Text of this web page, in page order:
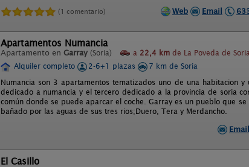
(1 comentario) Web Email
Apartamentos Numancia
Apartamento en Garray (Soria) a 22,4 km de La Poveda de
Alquiler completo
2-6+1 plazas
7 km de Soria
Numancia son 3 apartamentos tematizados uno de una habitacion
dedicado a numancia y el tercero dedicado a la provincia de soria
común donde se puede aparcar el coche. Garray es un pueblo que
bañado por las aguas de sus tres rios;Duero, Tera y Merdancho.
Email
El Casillo